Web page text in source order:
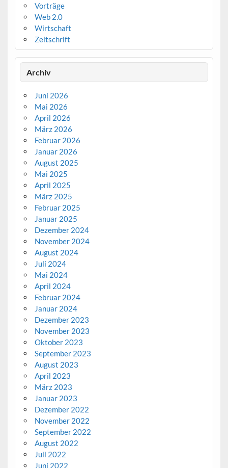
Vorträge
Web 2.0
Wirtschaft
Zeitschrift
Archiv
Juni 2026
Mai 2026
April 2026
März 2026
Februar 2026
Januar 2026
August 2025
Mai 2025
April 2025
März 2025
Februar 2025
Januar 2025
Dezember 2024
November 2024
August 2024
Juli 2024
Mai 2024
April 2024
Februar 2024
Januar 2024
Dezember 2023
November 2023
Oktober 2023
September 2023
August 2023
April 2023
März 2023
Januar 2023
Dezember 2022
November 2022
September 2022
August 2022
Juli 2022
Juni 2022